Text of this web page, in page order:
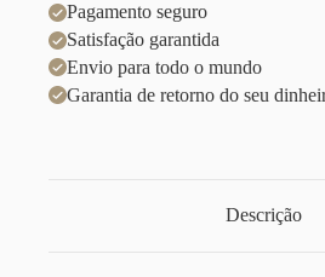
Pagamento seguro
Satisfação garantida
Envio para todo o mundo
Garantia de retorno do seu
Descrição